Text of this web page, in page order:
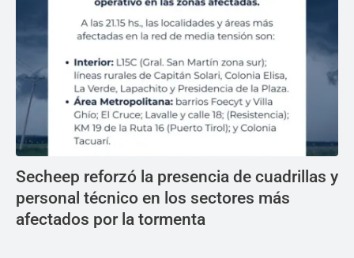
Secheep reforzó la presencia de cuadrillas y
personal técnico en los sectores más
afectados por la tormenta